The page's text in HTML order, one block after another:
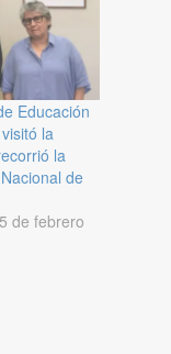
Educación
la
la
de
de febrero